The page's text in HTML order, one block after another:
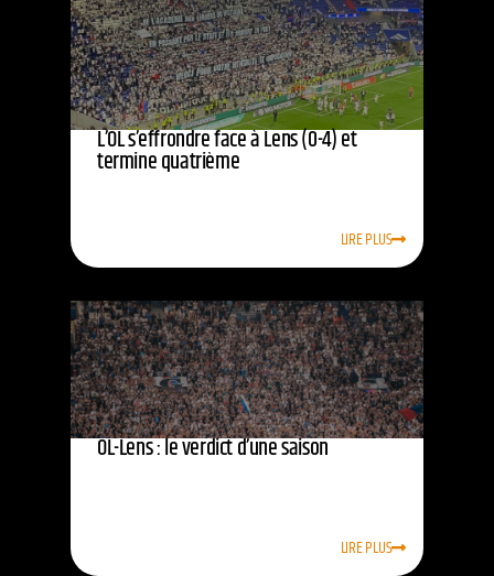
L’OL s’effrondre face à Lens (0-4) et
termine quatrième
LIRE PLUS
OL-Lens : le verdict d’une saison
LIRE PLUS